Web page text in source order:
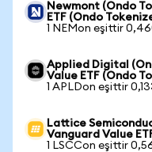
Newmont (Ondo
ETF (Ondo
1 NEMon eşittir
Applied Digital
Value ETF (Ondo
1 APLDon eşittir
Lattice
Vanguard Value
1 LSCCon eşittir